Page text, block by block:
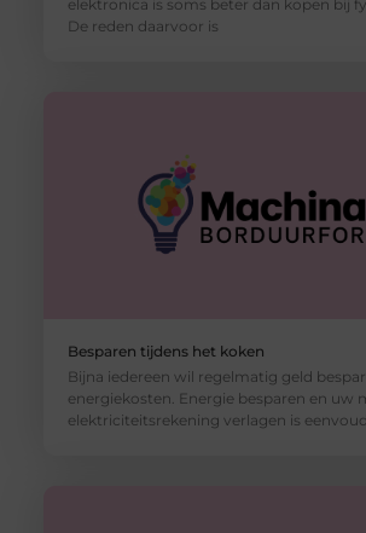
elektronica is soms beter dan kopen bij
De reden daarvoor is
Besparen tijdens het koken
Bijna iedereen wil regelmatig geld
energiekosten. Energie besparen en uw
elektriciteitsrekening verlagen is